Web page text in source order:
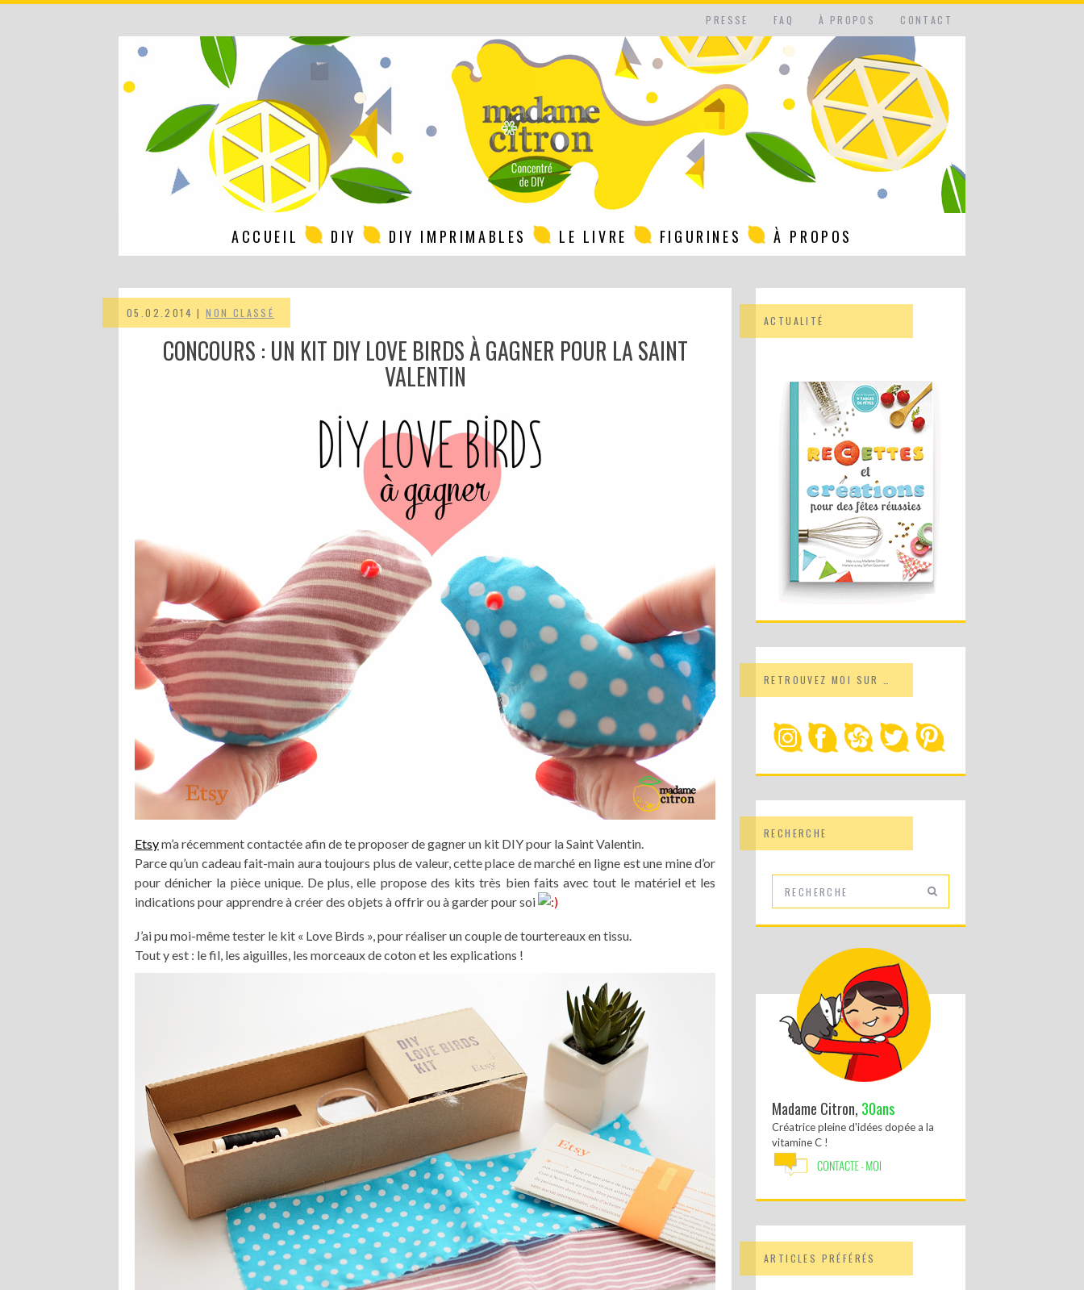
PRESSE FAQ À PROPOS CONTACT
ACCUEIL DIY DIY IMPRIMABLES LE LIVRE FIGURINES À PROPOS
05.02.2014 |NON CLASSÉ
CONCOURS : UN KIT DIY LOVE BIRDS À GAGNER POUR LA SAINT
VALENTIN
Etsym’a récemment contactée afin de te proposer de gagner un kit DIY pour la Saint Valentin.
Parce qu’un cadeau fait-main aura toujours plus de valeur, cette place de marché en ligne est une mine d’or
pour dénicher la pièce unique. De plus, elle propose des kits très bien faits avec tout le matériel et les
indications pour apprendre à créer des objets à offrir ou à garder pour soi
J’ai pu moi-même tester le kit « Love Birds », pour réaliser un couple de tourtereaux en tissu.
Tout y est : le fil, les aiguilles, les morceaux de coton et les explications !
ACTUALITÉ
RETROUVEZ MOI SUR …
RECHERCHE
Madame Citron, 30ans
Créatrice pleine d'idées dopée a la
vitamine C !
ARTICLES PRÉFÉRÉS